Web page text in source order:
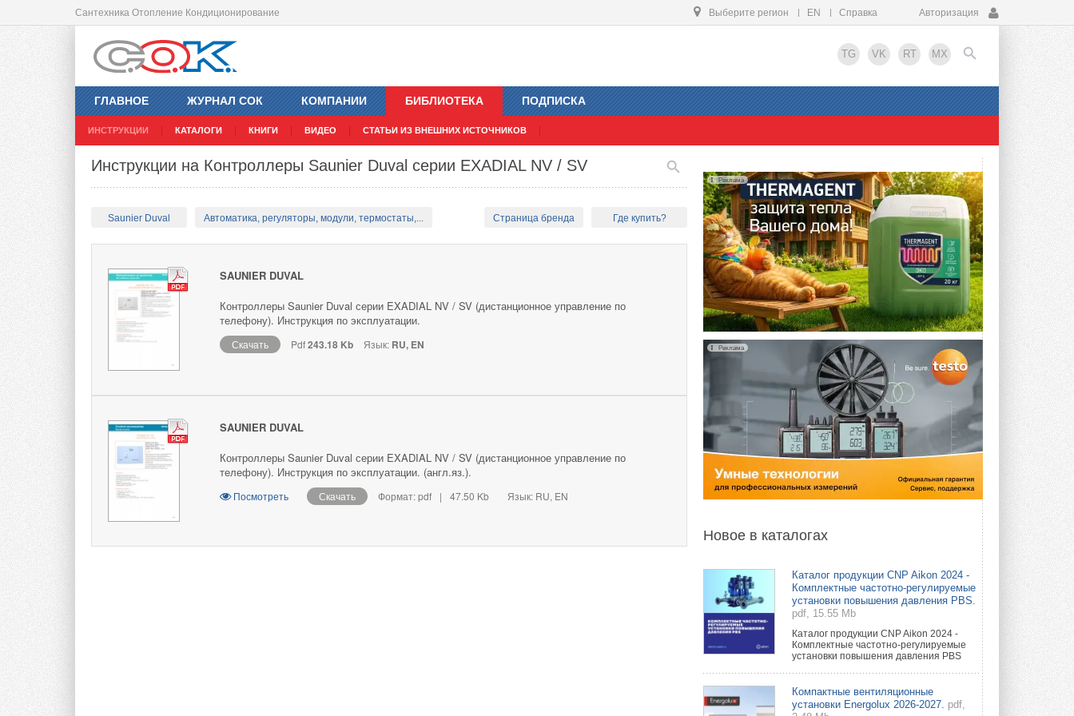
Сантехника Отопление Кондиционирование Выберите регион EN Справка Авторизация
TG VK RT MX
ГЛАВНОЕ ЖУРНАЛ СОК КОМПАНИИ БИБЛИОТЕКА
ИНСТРУКЦИИ КАТАЛОГИ КНИГИ ВИДЕО СТАТЬИ ИЗ ВНЕШНИХ ИСТОЧНИКОВ
ПОДПИСКА
EN
Инструкции на Контроллеры Saunier Duval серии EXADIAL NV / SV
Saunier Duval Автоматика, регуляторы, модули, термостаты,... Страница бренда Где купить?
SAUNIER DUVAL
Контроллеры Saunier Duval серии EXADIAL NV / SV (дистанционное управление по
телефону). Инструкция по эксплуатации.
Скачать Pdf243.18 Kb Язык: RU, EN
SAUNIER DUVAL
Контроллеры Saunier Duval серии EXADIAL NV / SV (дистанционное управление по
телефону). Инструкция по эксплуатации. (англ.яз.).
Посмотреть Скачать Формат: pdf | 47.50 Kb Язык: RU, EN
Реклама
Реклама
Новое в каталогах
Каталог продукции CNP Aikon 2024 -
Комплектные частотно-регулируемые
установки повышения давления PBS.
pdf, 15.55 Mb
Каталог продукции CNP Aikon 2024 -
Комплектные частотно-регулируемые
установки повышения давления PBS
Компактные вентиляционные
установки Energolux 2026-2027. pdf,